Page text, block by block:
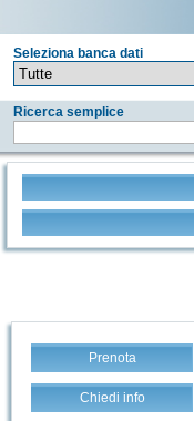
Seleziona banca dati
Ricerca semplice
Prenota
Chiedi info